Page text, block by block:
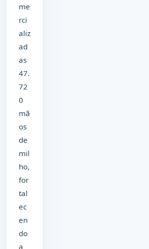
me
rci
aliz
ad
as
47.
72
0
mã
os
de
mil
ho,
for
tal
ec
en
do
a